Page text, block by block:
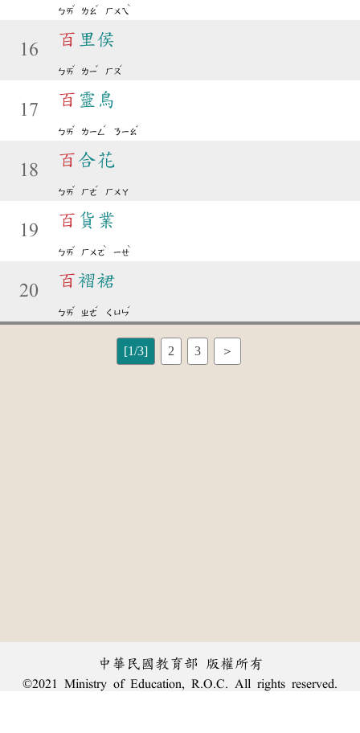
ㄅㄞ
ˇ
ㄌㄠ
ˇ
ㄏㄨㄟ
ˋ
16
百 里侯
ㄅㄞ
ˇ
ㄌㄧ
ˇ
ㄏㄡ
ˊ
17
百 靈鳥
ㄅㄞ
ˇ
ㄌㄧㄥ
ˊ
ㄋㄧㄠ
ˇ
18
百合花
ㄅㄞ
ˇ
ㄏㄜ
ˊ
ㄏㄨㄚ
19
百 貨業
ㄅㄞ
ˇ
ㄏㄨㄛ
ˋ
ㄧㄝ
ˋ
20
百褶裙
ㄅㄞ
ˇ
ㄓㄜ
ˊ
ㄑㄩㄣ
ˊ
[1/3] 2 3 ＞
中華民國教育部 版權所有
©2021 Ministry of Education, R.O.C. All rights reserved.